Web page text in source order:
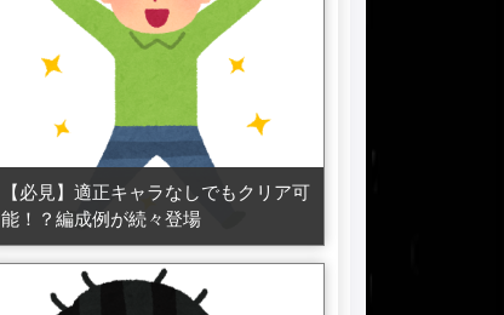
【必見】適正キャラなしでもクリア可
能！？編成例が続々登場